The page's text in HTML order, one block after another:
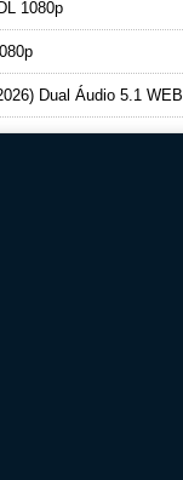
1080p
Áudio 5.1 WEB-DL 1080p